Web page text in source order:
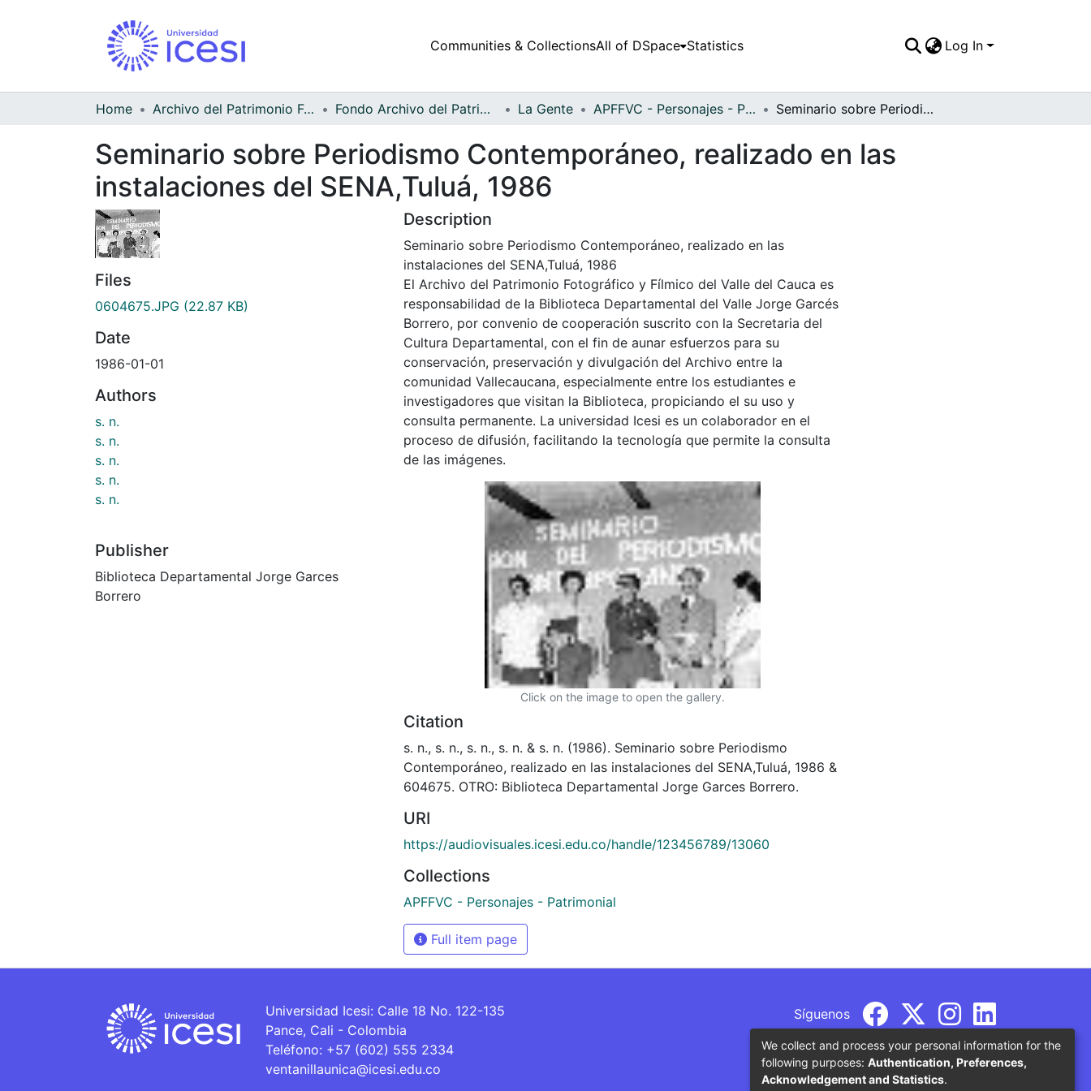
Communities & CollectionsAll of DSpace Statistics Log In
Home Archivo del Patrimonio Fotográfico y Fílmico del Valle del Cauca Fondo Archivo del Patrimonio Fotográfico y Fílmico del Valle del Cauca La Gente APFFVC - Personajes - Patrimonial Seminario sobre Periodismo Contemporáneo, realizado en las instalaciones del SENA,Tuluá, 1986
Seminario sobre Periodismo Contemporáneo, realizado en las
instalaciones del SENA,Tuluá, 1986
Files
0604675.JPG (22.87 KB)
Date
1986-01-01
Authors
s. n.
s. n.
s. n.
s. n.
s. n.
Publisher
Biblioteca Departamental Jorge Garces
Borrero
Description
Seminario sobre Periodismo Contemporáneo, realizado en las
instalaciones del SENA,Tuluá, 1986
El Archivo del Patrimonio Fotográfico y Fílmico del Valle del Cauca es
responsabilidad de la Biblioteca Departamental del Valle Jorge Garcés
Borrero, por convenio de cooperación suscrito con la Secretaria del
Cultura Departamental, con el fin de aunar esfuerzos para su
conservación, preservación y divulgación del Archivo entre la
comunidad Vallecaucana, especialmente entre los estudiantes e
investigadores que visitan la Biblioteca, propiciando el su uso y
consulta permanente. La universidad Icesi es un colaborador en el
proceso de difusión, facilitando la tecnología que permite la consulta
de las imágenes.
Click on the image to open the gallery.
Citation
s. n., s. n., s. n., s. n. & s. n. (1986). Seminario sobre Periodismo
Contemporáneo, realizado en las instalaciones del SENA,Tuluá, 1986 &
604675. OTRO: Biblioteca Departamental Jorge Garces Borrero.
URI
https://audiovisuales.icesi.edu.co/handle/123456789/13060
Collections
APFFVC - Personajes - Patrimonial
Full item page
Universidad Icesi: Calle 18 No. 122-135
Pance, Cali - Colombia
Teléfono: +57 (602) 555 2334
ventanillaunica@icesi.edu.co
Síguenos
We collect and process your personal information for the
following purposes: Authentication, Preferences,
Acknowledgement and Statistics.